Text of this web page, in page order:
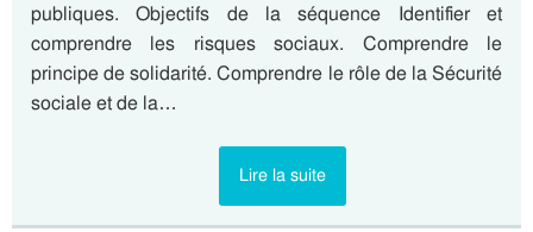
publiques. Objectifs de la séquence Identifier et
comprendre les risques sociaux. Comprendre le
principe de solidarité. Comprendre le rôle de la Sécurité
sociale et de la…
Lire la suite